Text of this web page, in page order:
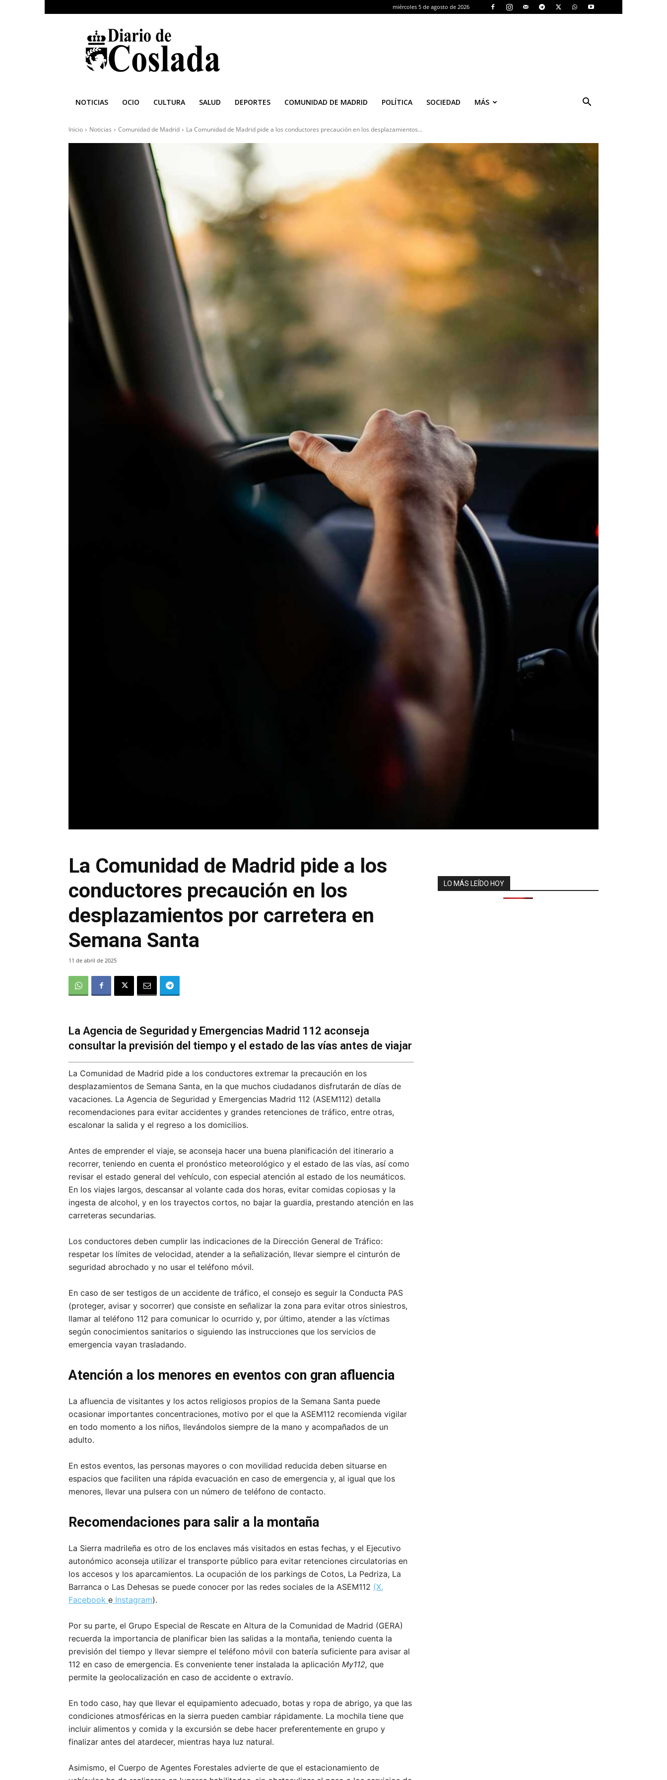
miércoles 5 de agosto de 2026
Diario
de
Coslada
NOTICIAS OCIO CULTURA SALUD DEPORTES COMUNIDAD DE MADRID POLÍTICA SOCIEDAD MÁS
Inicio Noticias Comunidad de Madrid La Comunidad de Madrid pide a los conductores precaución en los desplazamientos...
La Comunidad de Madrid pide a los
conductores precaución en los
desplazamientos por carretera en
Semana Santa
11 de abril de 2025
La Agencia de Seguridad y Emergencias Madrid 112 aconseja
consultar la previsión del tiempo y el estado de las vías antes de viajar
La Comunidad de Madrid pide a los conductores extremar la precaución en los
desplazamientos de Semana Santa, en la que muchos ciudadanos disfrutarán de días de
vacaciones. La Agencia de Seguridad y Emergencias Madrid 112 (ASEM112) detalla
recomendaciones para evitar accidentes y grandes retenciones de tráfico, entre otras,
escalonar la salida y el regreso a los domicilios.
Antes de emprender el viaje, se aconseja hacer una buena planificación del itinerario a
recorrer, teniendo en cuenta el pronóstico meteorológico y el estado de las vías, así como
revisar el estado general del vehículo, con especial atención al estado de los neumáticos.
En los viajes largos, descansar al volante cada dos horas, evitar comidas copiosas y la
ingesta de alcohol, y en los trayectos cortos, no bajar la guardia, prestando atención en las
carreteras secundarias.
Los conductores deben cumplir las indicaciones de la Dirección General de Tráfico:
respetar los límites de velocidad, atender a la señalización, llevar siempre el cinturón de
seguridad abrochado y no usar el teléfono móvil.
En caso de ser testigos de un accidente de tráfico, el consejo es seguir la Conducta PAS
(proteger, avisar y socorrer) que consiste en señalizar la zona para evitar otros siniestros,
llamar al teléfono 112 para comunicar lo ocurrido y, por último, atender a las víctimas
según conocimientos sanitarios o siguiendo las instrucciones que los servicios de
emergencia vayan trasladando.
Atención a los menores en eventos con gran afluencia
La afluencia de visitantes y los actos religiosos propios de la Semana Santa puede
ocasionar importantes concentraciones, motivo por el que la ASEM112 recomienda vigilar
en todo momento a los niños, llevándolos siempre de la mano y acompañados de un
adulto.
En estos eventos, las personas mayores o con movilidad reducida deben situarse en
espacios que faciliten una rápida evacuación en caso de emergencia y, al igual que los
menores, llevar una pulsera con un número de teléfono de contacto.
Recomendaciones para salir a la montaña
La Sierra madrileña es otro de los enclaves más visitados en estas fechas, y el Ejecutivo
autonómico aconseja utilizar el transporte público para evitar retenciones circulatorias en
los accesos y los aparcamientos. La ocupación de los parkings de Cotos, La Pedriza, La
Barranca o Las Dehesas se puede conocer por las redes sociales de la ASEM112 (X,
Facebook e Instagram).
Por su parte, el Grupo Especial de Rescate en Altura de la Comunidad de Madrid (GERA)
recuerda la importancia de planificar bien las salidas a la montaña, teniendo cuenta la
previsión del tiempo y llevar siempre el teléfono móvil con batería suficiente para avisar al
112 en caso de emergencia. Es conveniente tener instalada la aplicación My112, que
permite la geolocalización en caso de accidente o extravío.
En todo caso, hay que llevar el equipamiento adecuado, botas y ropa de abrigo, ya que las
condiciones atmosféricas en la sierra pueden cambiar rápidamente. La mochila tiene que
incluir alimentos y comida y la excursión se debe hacer preferentemente en grupo y
finalizar antes del atardecer, mientras haya luz natural.
Asimismo, el Cuerpo de Agentes Forestales advierte de que el estacionamiento de
LO MÁS LEÍDO HOY